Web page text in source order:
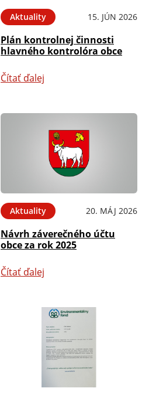
Aktuality 15. JÚN 2026
Plán kontrolnej činnosti
hlavného kontrolóra obce
Čítať ďalej
Aktuality 20. MÁJ 2026
Návrh záverečného účtu
obce za rok 2025
Čítať ďalej